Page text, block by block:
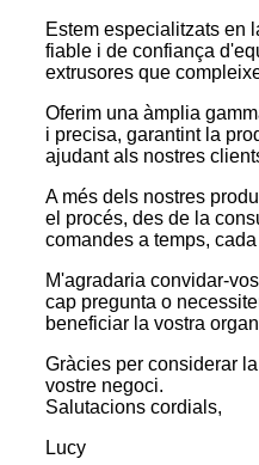
Estem especialitzats en
fiable i de confiança
extrusores que
Oferim una àmplia
i precisa, garantint la
ajudant als nostres
A més dels nostres
el procés, des de la
comandes a temps,
M'agradaria convidar-
cap pregunta o
beneficiar la vostra
Gràcies per considerar
vostre negoci.
Salutacions cordials,
Lucy